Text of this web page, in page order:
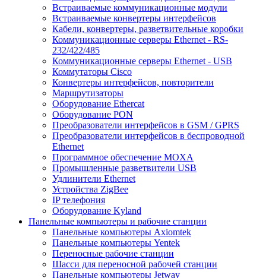
Встраиваемые коммуникационные модули
Встраиваемые конвертеры интерфейсов
Кабели, конвертеры, разветвительные коробки
Коммуникационные серверы Ethernet - RS-
232/422/485
Коммуникационные серверы Ethernet - USB
Коммутаторы Cisco
Конвертеры интерфейсов, повторители
Маршрутизаторы
Оборудование Ethercat
Оборудование PON
Преобразователи интерфейсов в GSM / GPRS
Преобразователи интерфейсов в беспроводной
Ethernet
Программное обеспечение MOXA
Промышленные разветвители USB
Удлинители Ethernet
Устройства ZigBee
IP телефония
Оборудование Kyland
Панельные компьютеры и рабочие станции
Панельные компьютеры Axiomtek
Панельные компьютеры Yentek
Переносные рабочие станции
Шасси для переносной рабочей станции
Панельные компьютеры Jetway